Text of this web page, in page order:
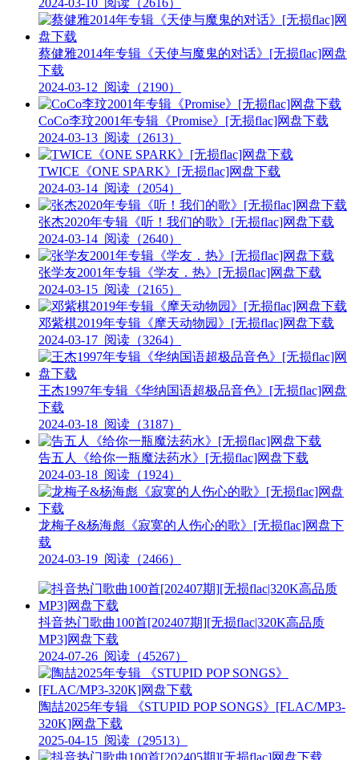
蔡健雅2014年专辑《天使与魔鬼的对话》[无损flac]网盘
下载
2024-03-12 阅读（2190）
CoCo李玟2001年专辑《Promise》[无损flac]网盘下载
2024-03-13 阅读（2613）
TWICE《ONE SPARK》[无损flac]网盘下载
2024-03-14 阅读（2054）
张杰2020年专辑《听！我们的歌》[无损flac]网盘下载
2024-03-14 阅读（2640）
张学友2001年专辑《学友．热》[无损flac]网盘下载
2024-03-15 阅读（2165）
邓紫棋2019年专辑《摩天动物园》[无损flac]网盘下载
2024-03-17 阅读（3264）
王杰1997年专辑《华纳国语超极品音色》[无损flac]网盘
下载
2024-03-18 阅读（3187）
告五人《给你一瓶魔法药水》[无损flac]网盘下载
2024-03-18 阅读（1924）
龙梅子&杨海彪《寂寞的人伤心的歌》[无损flac]网盘下
载
2024-03-19 阅读（2466）
抖音热门歌曲100首[202407期][无损flac|320K高品质
MP3]网盘下载
2024-07-26 阅读（45267）
陶喆2025年专辑 《STUPID POP SONGS》[FLAC/MP3-
320K]网盘下载
2025-04-15 阅读（29513）